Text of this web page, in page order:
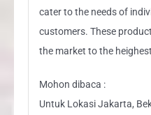
cater to the needs of
customers. These
the market to the
Mohon dibaca :
Untuk Lokasi Jakarta,